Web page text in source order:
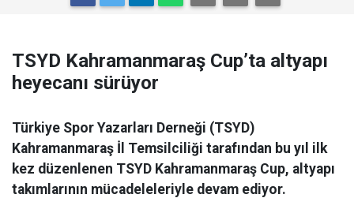
TSYD Kahramanmaraş Cup’ta altyapı
heyecanı sürüyor
Türkiye Spor Yazarları Derneği (TSYD)
Kahramanmaraş İl Temsilciliği tarafından bu yıl ilk
kez düzenlenen TSYD Kahramanmaraş Cup, altyapı
takımlarının mücadeleleriyle devam ediyor.